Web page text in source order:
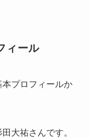
ィール
プロフィールか
大祐さんです。